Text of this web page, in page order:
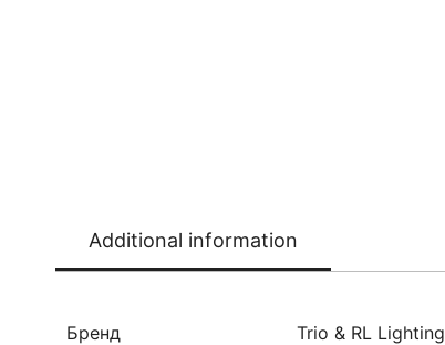
Additional information
Бренд Trio & RL Lighting